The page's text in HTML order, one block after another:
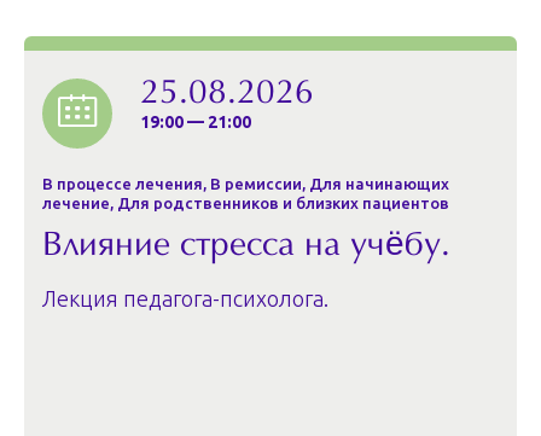
25.08.2026
19:00 — 21:00
В процессе лечения, В ремиссии, Для начинающих
лечение, Для родственников и близких пациентов
Влияние стресса на учёбу.
Лекция педагога-психолога.